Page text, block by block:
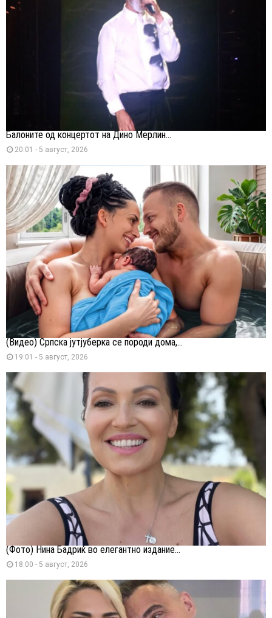
Балоните од концертот на Дино Мерлин...
20:01 - 5 август, 2026
(Видео) Српска јутјуберка се породи дома,...
19:01 - 5 август, 2026
(Фото) Нина Бадриќ во елегантно издание...
18:00 - 5 август, 2026